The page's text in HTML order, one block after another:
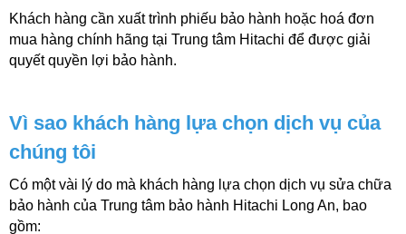
Khách hàng cần xuất trình phiếu bảo hành hoặc hoá đơn
mua hàng chính hãng tại Trung tâm Hitachi để được giải
quyết quyền lợi bảo hành.
Vì sao khách hàng lựa chọn dịch vụ của
chúng tôi
Có một vài lý do mà khách hàng lựa chọn dịch vụ sửa chữa
bảo hành của Trung tâm bảo hành Hitachi Long An, bao
gồm: